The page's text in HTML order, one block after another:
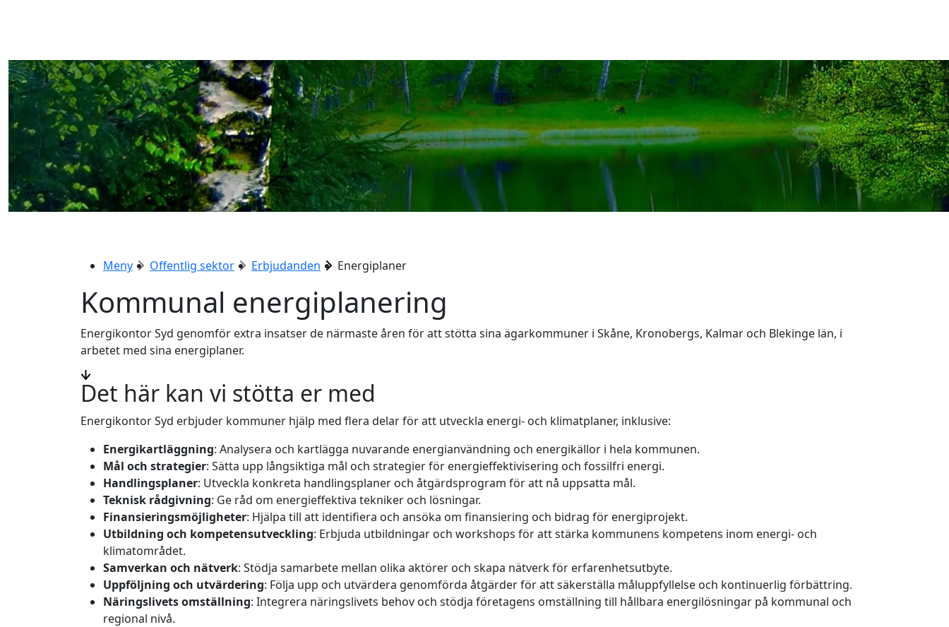
Meny Offentlig sektor Erbjudanden Energiplaner
Kommunal energiplanering
Energikontor Syd genomför extra insatser de närmaste åren för att stötta sina ägarkommuner i Skåne, Kronobergs, Kalmar och Blekinge län, i
arbetet med sina energiplaner.
Det här kan vi stötta er med
Energikontor Syd erbjuder kommuner hjälp med flera delar för att utveckla energi- och klimatplaner, inklusive:
Energikartläggning: Analysera och kartlägga nuvarande energianvändning och energikällor i hela kommunen.
Mål och strategier: Sätta upp långsiktiga mål och strategier för energieffektivisering och fossilfri energi.
Handlingsplaner: Utveckla konkreta handlingsplaner och åtgärdsprogram för att nå uppsatta mål.
Teknisk rådgivning: Ge råd om energieffektiva tekniker och lösningar.
Finansieringsmöjligheter: Hjälpa till att identifiera och ansöka om finansiering och bidrag för energiprojekt.
Utbildning och kompetensutveckling: Erbjuda utbildningar och workshops för att stärka kommunens kompetens inom energi- och
klimatområdet.
Samverkan och nätverk: Stödja samarbete mellan olika aktörer och skapa nätverk för erfarenhetsutbyte.
Uppföljning och utvärdering: Följa upp och utvärdera genomförda åtgärder för att säkerställa måluppfyllelse och kontinuerlig förbättring.
Näringslivets omställning: Integrera näringslivets behov och stödja företagens omställning till hållbara energilösningar på kommunal och
regional nivå.